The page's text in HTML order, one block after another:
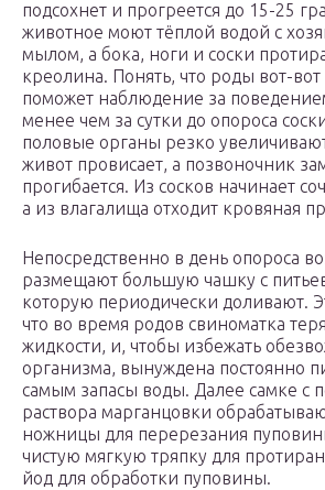
подсохнет и прогреется до 15-25
животное моют тёплой водой с
мылом, а бока, ноги и соски
креолина. Понять, что роды вот-вот
поможет наблюдение за
менее чем за сутки до опороса
половые органы резко
живот провисает, а позвоночник
прогибается. Из сосков начинает
а из влагалища отходит кровяная
Непосредственно в день опороса
размещают большую чашку с
которую периодически доливают.
что во время родов свиноматка
жидкости, и, чтобы избежать
организма, вынуждена постоянно
самым запасы воды. Далее самке с
раствора марганцовки
ножницы для перерезания
чистую мягкую тряпку для
йод для обработки пуповины.